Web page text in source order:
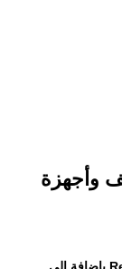
وأجهزة